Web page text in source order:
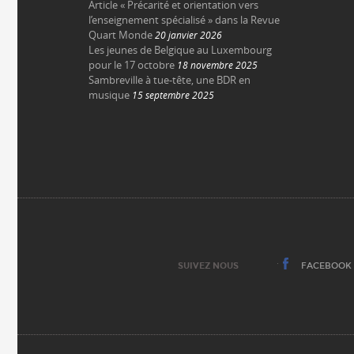
Article « Précarité et orientation vers
l’enseignement spécialisé » dans la Revue
Quart Monde20 janvier 2026
Les jeunes de Belgique au Luxembourg
pour le 17 octobre 18 novembre 2025
Sambreville à tue-tête, une BDR en
musique 15 septembre 2025
SUIVEZ NOUS FACEBOOK